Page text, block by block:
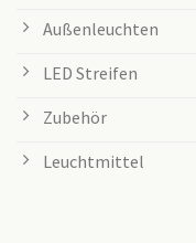
Außenleuchten
LED Streifen
Zubehör
Leuchtmittel